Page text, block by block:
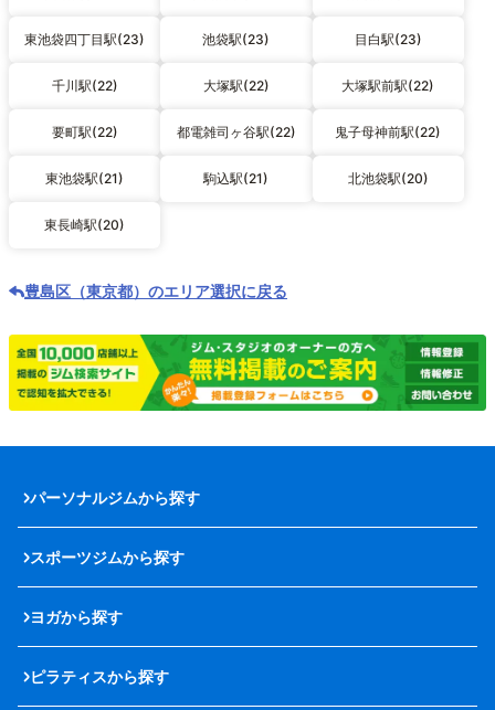
東池袋四丁目駅(23) 池袋駅(23) 目白駅(23)
千川駅(22) 大塚駅(22) 大塚駅前駅(22)
要町駅(22) 都電雑司ヶ谷駅(22) 鬼子母神前駅(22)
東池袋駅(21) 駒込駅(21) 北池袋駅(20)
東長崎駅(20)
豊島区（東京都）のエリア選択に戻る
パーソナルジムから探す
スポーツジムから探す
ヨガから探す
ピラティスから探す